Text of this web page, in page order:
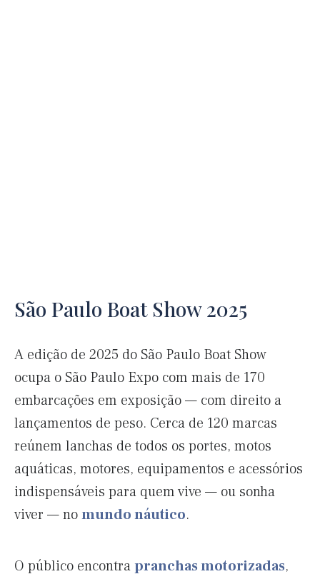
São Paulo Boat Show 2025
A edição de 2025 do São Paulo Boat Show
ocupa o São Paulo Expo com mais de 170
embarcações em exposição — com direito a
lançamentos de peso. Cerca de 120 marcas
reúnem lanchas de todos os portes, motos
aquáticas, motores, equipamentos e acessórios
indispensáveis para quem vive — ou sonha
viver — nomundo náutico.
O público encontrapranchas motorizadas,